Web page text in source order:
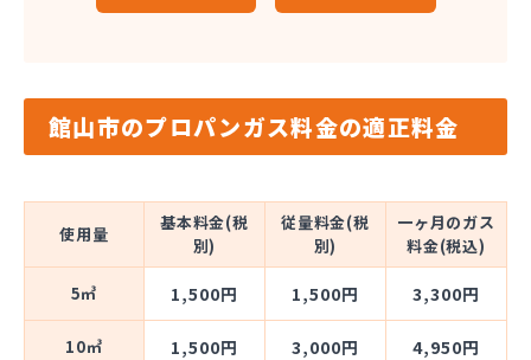
館山市のプロパンガス料金の適正料金
使用量
基本料金(税
別)
従量料金(税
別)
一ヶ月のガス
料金(税込)
5㎥ 1,500円 1,500円 3,300円
10㎥ 1,500円 3,000円 4,950円